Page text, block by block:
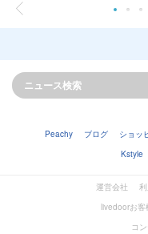
Peachy ブログ ショッ
Kstyle
運営会社
livedoorお客
コ